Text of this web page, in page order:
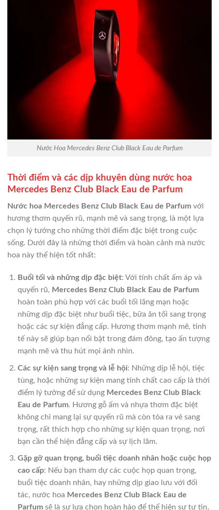
Nước Hoa Mercedes Benz Club Black Eau de Parfum
Thời điểm và các dịp khuyên dùng nước hoa
Mercedes Benz Club Black Eau de Parfum
Nước hoa Mercedes Benz Club Black Eau de Parfum với
hương thơm quyến rũ, mạnh mẽ và sang trọng, là một lựa
chọn lý tưởng cho những thời điểm đặc biệt trong cuộc
sống. Dưới đây là những thời điểm và hoàn cảnh mà nước
hoa này thể hiện tốt nhất:
Buổi tối và những dịp đặc biệt: Với tính chất ấm áp và
quyến rũ, Mercedes Benz Club Black Eau de Parfum
hoàn toàn phù hợp với các buổi tối lãng mạn hoặc
những dịp đặc biệt như buổi tiệc, bữa ăn tối sang trọng
hoặc các sự kiện đẳng cấp. Hương thơm mạnh mẽ, tinh
tế này sẽ giúp bạn nổi bật trong đám đông, tạo ấn tượng
mạnh mẽ và thu hút mọi ánh nhìn.
Các sự kiện sang trọng và lễ hội: Những dịp lễ hội, tiệc
tùng, hoặc những sự kiện mang tính chất cao cấp là thời
điểm lý tưởng để sử dụng Mercedes Benz Club Black
Eau de Parfum. Hương gỗ ấm và nhựa thơm đặc biệt
không chỉ mang lại sự quyến rũ mà còn tỏa ra vẻ sang
trọng, rất thích hợp cho những sự kiện quan trọng, nơi
bạn cần thể hiện đẳng cấp và sự lịch lãm.
Gặp gỡ quan trọng, buổi tiệc doanh nhân hoặc cuộc họp
cao cấp: Nếu bạn tham dự các cuộc họp quan trọng,
buổi tiệc doanh nhân, hay những dịp giao lưu với đối
tác, nước hoa Mercedes Benz Club Black Eau de
Parfumsẽ là sự lựa chọn hoàn hảo để thể hiện sự tự tin,